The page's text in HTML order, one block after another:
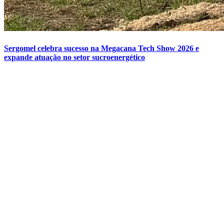
Sergomel celebra sucesso na Megacana Tech Show 2026 e
expande atuação no setor sucroenergético